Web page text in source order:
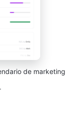
de marketing